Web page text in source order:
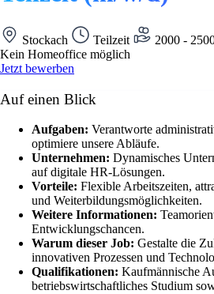
Stockach Teilzeit
2000 -
Kein Homeoffice möglich
Jetzt bewerben
Auf einen Blick
Aufgaben: Verantworte
optimiere unsere Abläufe.
Unternehmen: Dynamisches
auf digitale HR-Lösungen.
Vorteile: Flexible Arbeitszeiten,
und Weiterbildungsmöglichkeiten.
Weitere Informationen:
Entwicklungschancen.
Warum dieser Job: Gestalte die
innovativen Prozessen und
Qualifikationen: Kaufmännische
betriebswirtschaftliches Studium